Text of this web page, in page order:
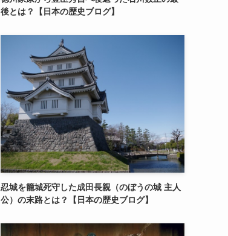
後とは？【日本の歴史ブログ】
忍城を籠城死守した成田長親（のぼうの城 主人
公）の末路とは？【日本の歴史ブログ】